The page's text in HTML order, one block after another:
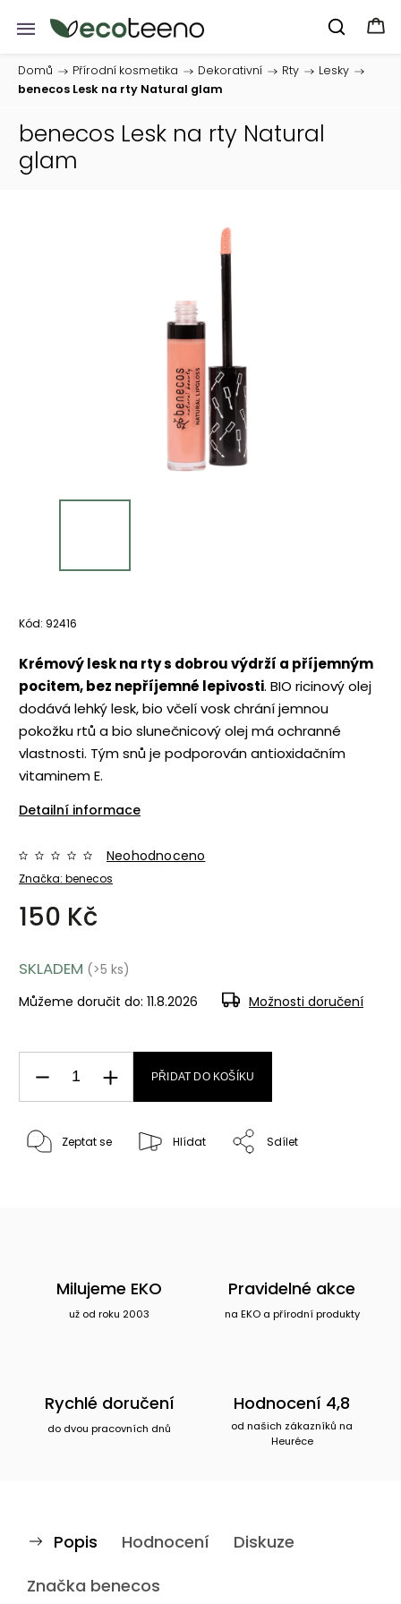
Domů / Přírodní kosmetika / Dekorativní / Rty / Lesky /
benecos Lesk na rty Natural glam
benecos Lesk na rty Natural
glam
Kód: 92416
Krémový lesk na rty s dobrou výdrží a příjemným
pocitem, bez nepříjemné lepivosti. BIO ricinový olej
dodává lehký lesk, bio včelí vosk chrání jemnou
pokožku rtů a bio slunečnicový olej má ochranné
vlastnosti. Tým snů je podporován antioxidačním
vitaminem E.
Detailní informace
Značka: benecos
Neohodnoceno
150 Kč
SKLADEM (>5 ks)
Můžeme doručit do: 11.8.2026 Možnosti doručení
PŘIDAT DO KOŠÍKU
Zeptat se Hlídat Sdílet
Milujeme EKO
už od roku 2003
Pravidelné akce
na EKO a přírodní produkty
Rychlé doručení
do dvou pracovních dnů
Hodnocení 4,8
od našich zákazníků na
Heuréce
Popis Hodnocení
Diskuze
Značka benecos